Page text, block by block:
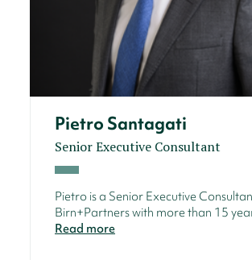
Pietro Santagati
Senior Executive Consultant
Pietro is a Senior Executive
Birn+Partners with more than 15
Read more